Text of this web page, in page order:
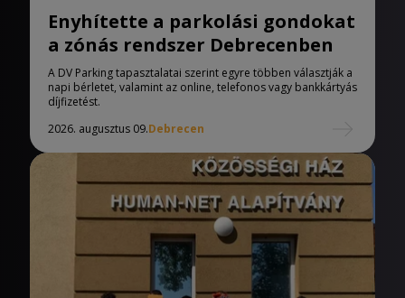
Enyhítette a parkolási gondokat
a zónás rendszer Debrecenben
A DV Parking tapasztalatai szerint egyre többen választják a
napi bérletet, valamint az online, telefonos vagy bankkártyás
díjfizetést.
2026. augusztus 09.Debrecen